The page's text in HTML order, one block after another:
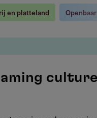
en platteland